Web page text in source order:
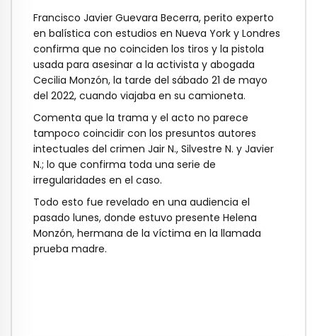
Francisco Javier Guevara Becerra, perito experto
en balística con estudios en Nueva York y Londres
confirma que no coinciden los tiros y la pistola
usada para asesinar a la activista y abogada
Cecilia Monzón, la tarde del sábado 21 de mayo
del 2022, cuando viajaba en su camioneta.
Comenta que la trama y el acto no parece
tampoco coincidir con los presuntos autores
intectuales del crimen Jair N., Silvestre N. y Javier
N.; lo que confirma toda una serie de
irregularidades en el caso.
Todo esto fue revelado en una audiencia el
pasado lunes, donde estuvo presente Helena
Monzón, hermana de la víctima en la llamada
prueba madre.